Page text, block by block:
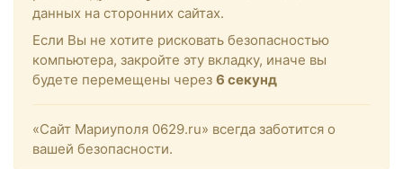
данных на сторонних сайтах.
Если Вы не хотите рисковать безопасностью
компьютера, закройте эту вкладку, иначе вы
будете перемещены через 6 секунд
«Сайт Мариуполя 0629.ru» всегда заботится о
вашей безопасности.